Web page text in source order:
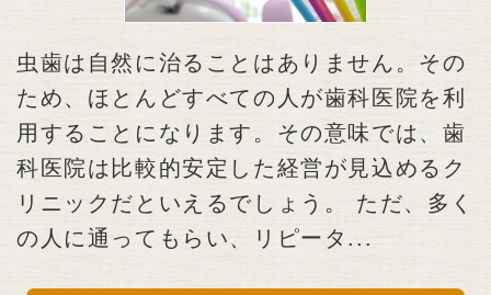
虫歯は自然に治ることはありません。その
ため、ほとんどすべての人が歯科医院を利
用することになります。その意味では、歯
科医院は比較的安定した経営が見込めるク
リニックだといえるでしょう。 ただ、多く
の人に通ってもらい、リピータ...